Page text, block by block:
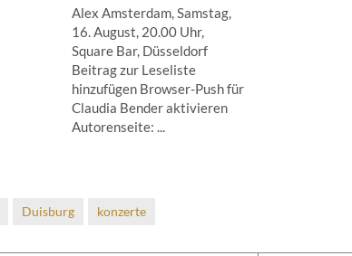
Alex Amsterdam, Samstag,
16. August, 20.00 Uhr,
Square Bar, Düsseldorf
Beitrag zur Leseliste
hinzufügen Browser-Push für
Claudia Bender aktivieren
Autorenseite: ...
Duisburg konzerte